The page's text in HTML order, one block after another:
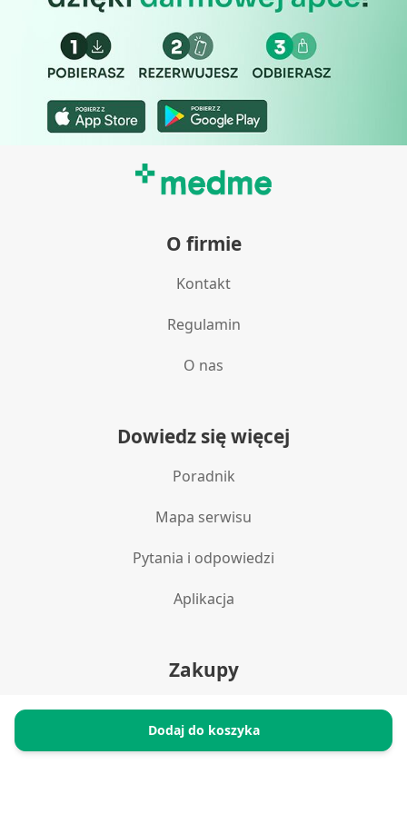
Dodaj do koszyka
O firmie
Kontakt
Regulamin
O nas
Dowiedz się więcej
Poradnik
Mapa serwisu
Pytania i odpowiedzi
Aplikacja
Zakupy
Polityka prywatności
Reklamacje i zwroty
Pomiar efektywności treści
Rozumienie odbiorców dzięki statystyce lub
kombinacji danych z różnych źródeł
Rozwój i ulepszanie usług
Wykorzystywanie ograniczonych danych do
aktywnie żądanych informacji
Cele przetwarzania inne niż IAB: